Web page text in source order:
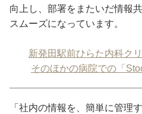
向上し、部署をまたいだ情報
スムーズになっています。
新発田駅前ひらた内科ク
そのほかの病院での「
「社内の情報を、簡単に管理